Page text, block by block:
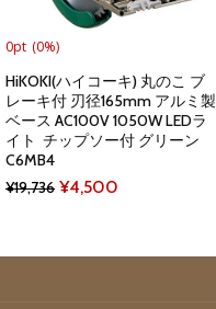
0pt (0%)
HiKOKI(ハイコーキ) 丸のこ ブ
レーキ付 刃径165mm アルミ製
ベース AC100V 1050W LEDラ
イト チップソー付 グリーン
C6MB4
¥19,736 Original
¥4,500